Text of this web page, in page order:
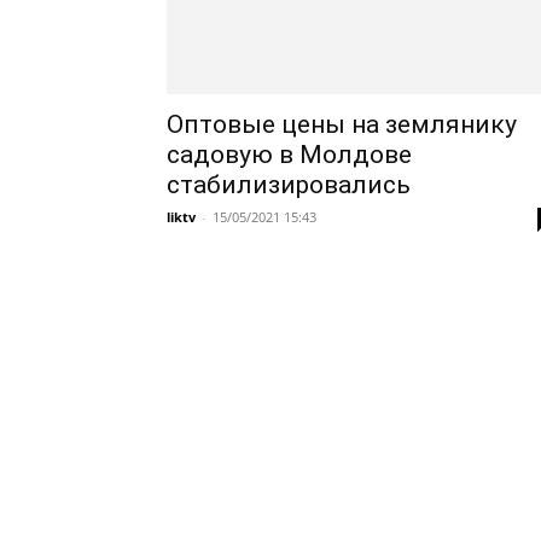
Оптовые цены на землянику
садовую в Молдове
стабилизировались
liktv - 15/05/2021 15:43